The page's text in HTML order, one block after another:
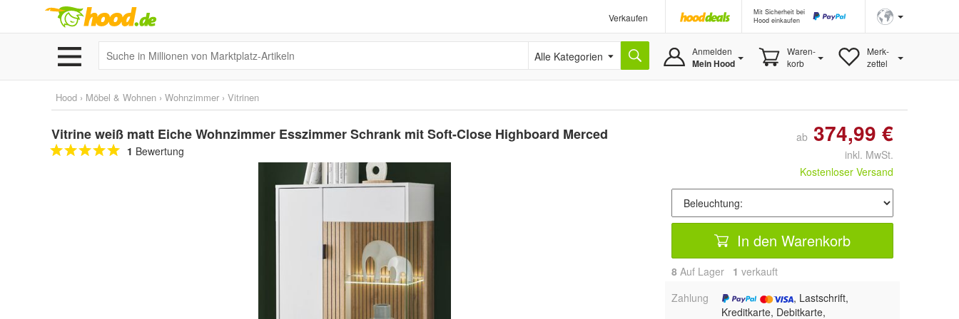
Verkaufen
Mit Sicherheit bei
Hood einkaufen
Alle Kategorien Anmelden
Mein Hood
Waren-
korb
Merk-
zettel
Hood › Möbel & Wohnen › Wohnzimmer › Vitrinen
Vitrine weiß matt Eiche Wohnzimmer Esszimmer Schrank mit Soft-Close Highboard Merced
1 Bewertung
ab 374,99 €
inkl. MwSt.
Kostenloser Versand
In den Warenkorb
8 Auf Lager 1 verkauft
Zahlung
, Lastschrift,
Kreditkarte, Debitkarte,